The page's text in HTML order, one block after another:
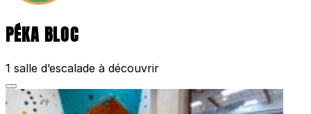
PÉKA BLOC
1 salle d’escalade à découvrir